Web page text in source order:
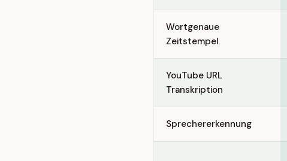
Wortgenaue
Zeitstempel
YouTube URL
Transkription
Sprechererkennung